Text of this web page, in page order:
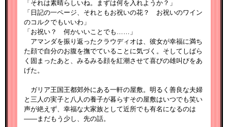
「それは素晴らしいね。まずは何を入れようか？」
「日記の一ページ、それともお祝いの花？ お祝いのワイン
のコルクでもいいわ」
「お祝い？ 何かいいことでも……」
アマンダを振り返ったクラウディオは、彼女が幸福に満ち
た顔で自分のお腹を撫でていることに気づく。そしてしばら
く固まったあと、みるみる顔を紅潮させて喜びの雄叫びをあ
げた。
ガリア王国王都郊外にある一軒の屋敷。明るく善良な夫婦
と三人の実子と八人の養子が暮らすその屋敷はいつでも笑い
声が絶えず、幸福な大家族として近所でも有名になるのは
――まだもう少し、先の話。